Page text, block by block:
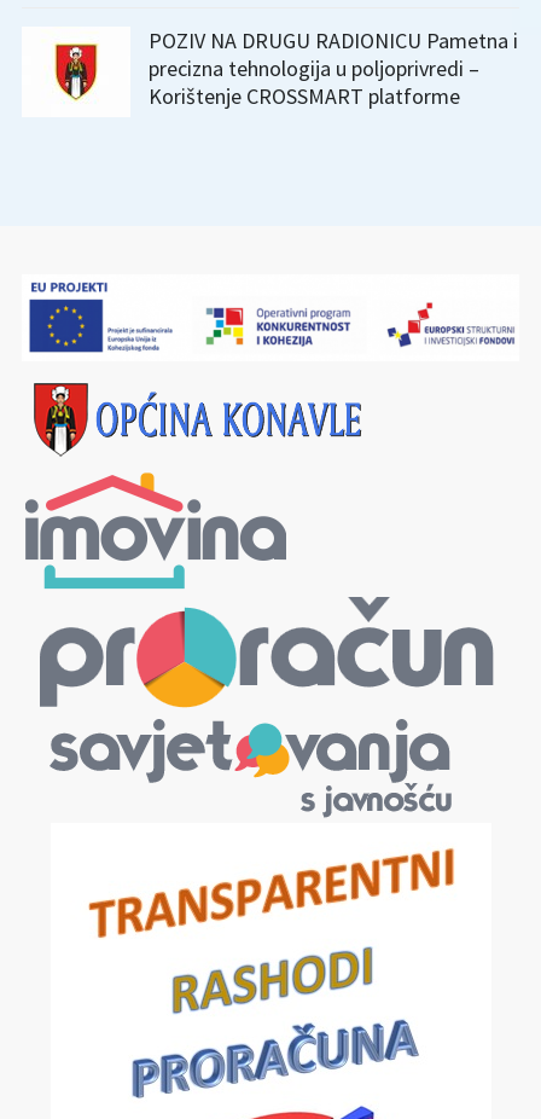
POZIV NA DRUGU RADIONICU Pametna i
precizna tehnologija u poljoprivredi –
Korištenje CROSSMART platforme